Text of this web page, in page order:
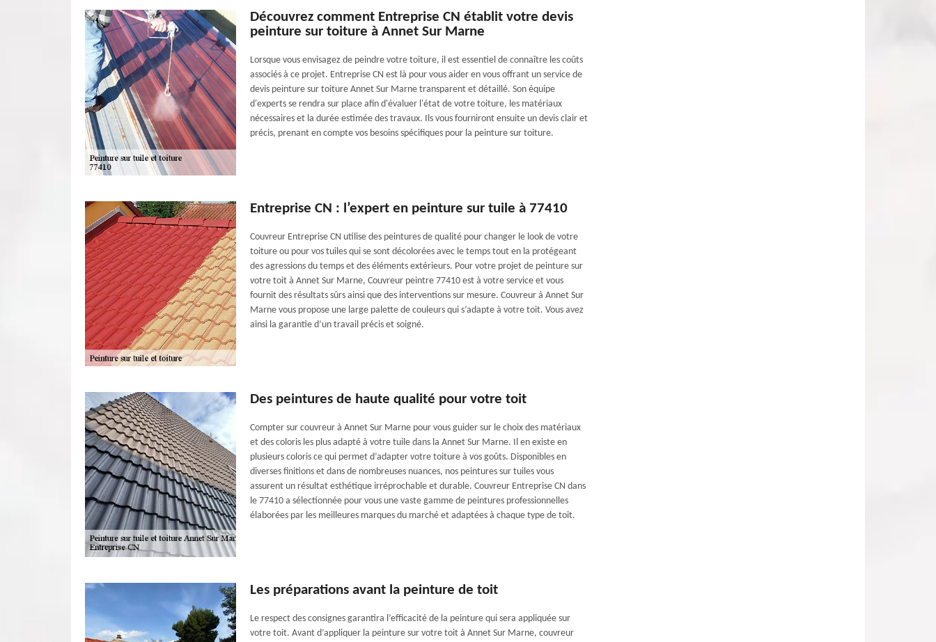
Découvrez comment Entreprise CN établit votre devis
peinture sur toiture à Annet Sur Marne
Lorsque vous envisagez de peindre votre toiture, il est essentiel de connaître les coûts
associés à ce projet. Entreprise CN est là pour vous aider en vous offrant un service de
devis peinture sur toiture Annet Sur Marne transparent et détaillé. Son équipe
d'experts se rendra sur place afin d'évaluer l'état de votre toiture, les matériaux
nécessaires et la durée estimée des travaux. Ils vous fourniront ensuite un devis clair et
précis, prenant en compte vos besoins spécifiques pour la peinture sur toiture.
Entreprise CN : l’expert en peinture sur tuile à 77410
Couvreur Entreprise CN utilise des peintures de qualité pour changer le look de votre
toiture ou pour vos tuiles qui se sont décolorées avec le temps tout en la protégeant
des agressions du temps et des éléments extérieurs. Pour votre projet de peinture sur
votre toit à Annet Sur Marne, Couvreur peintre 77410 est à votre service et vous
fournit des résultats sûrs ainsi que des interventions sur mesure. Couvreur à Annet Sur
Marne vous propose une large palette de couleurs qui s’adapte à votre toit. Vous avez
ainsi la garantie d’un travail précis et soigné.
Des peintures de haute qualité pour votre toit
Compter sur couvreur à Annet Sur Marne pour vous guider sur le choix des matériaux
et des coloris les plus adapté à votre tuile dans la Annet Sur Marne. Il en existe en
plusieurs coloris ce qui permet d’adapter votre toiture à vos goûts. Disponibles en
diverses finitions et dans de nombreuses nuances, nos peintures sur tuiles vous
assurent un résultat esthétique irréprochable et durable. Couvreur Entreprise CN dans
le 77410 a sélectionnée pour vous une vaste gamme de peintures professionnelles
élaborées par les meilleures marques du marché et adaptées à chaque type de toit.
Les préparations avant la peinture de toit
Le respect des consignes garantira l’efficacité de la peinture qui sera appliquée sur
votre toit. Avant d’appliquer la peinture sur votre toit à Annet Sur Marne, couvreur